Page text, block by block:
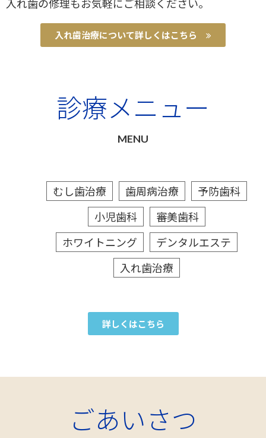
入れ歯の修理もお気軽にご相談ください。
入れ歯治療について詳しくはこちら
診療メニュー
MENU
むし歯治療 歯周病治療
予防歯科
小児歯科
審美歯科
ホワイトニング
デンタルエステ
入れ歯治療
詳しくはこちら
ごあいさつ